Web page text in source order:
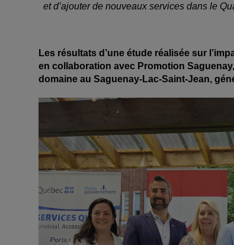
et d’ajouter de nouveaux services dans le
Les résultats d’une étude réalisée sur
en collaboration avec Promotion
domaine au Saguenay-Lac-Saint-Jean,